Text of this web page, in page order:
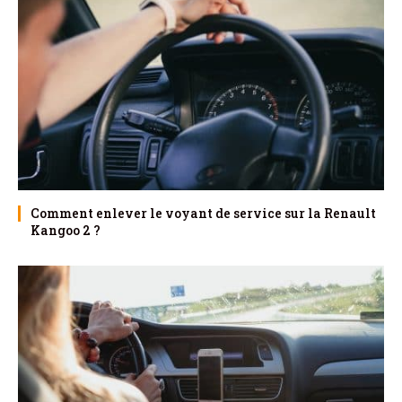
Comment enlever le voyant de service sur la Renault
Kangoo 2 ?